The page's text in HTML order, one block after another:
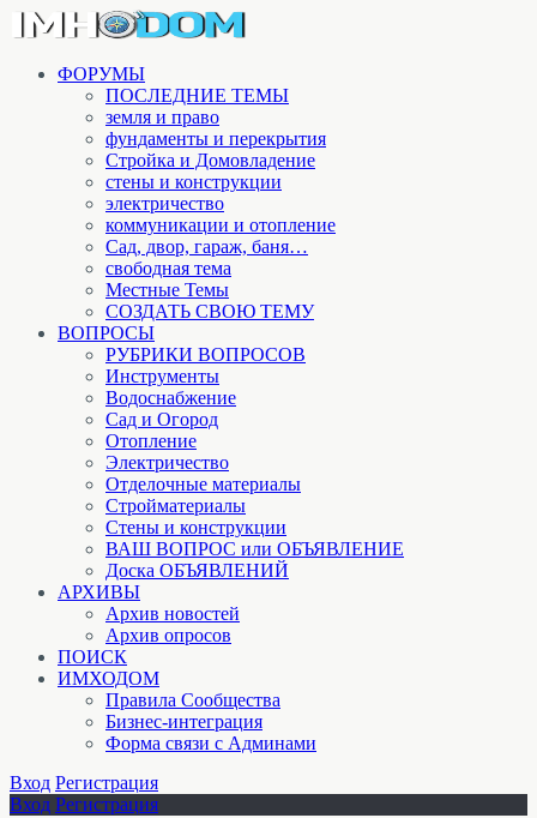
ФОРУМЫ
ПОСЛЕДНИЕ ТЕМЫ
земля и право
фундаменты и перекрытия
Стройка и Домовладение
стены и конструкции
электричество
коммуникации и отопление
Cад, двор, гараж, баня…
свободная тема
Местные Темы
СОЗДАТЬ СВОЮ ТЕМУ
ВОПРОСЫ
РУБРИКИ ВОПРОСОВ
Инструменты
Водоснабжение
Сад и Огород
Отопление
Электричество
Отделочные материалы
Стройматериалы
Стены и конструкции
ВАШ ВОПРОС или ОБЪЯВЛЕНИЕ
Доска ОБЪЯВЛЕНИЙ
АРХИВЫ
Архив новостей
Архив опросов
ПОИСК
ИМХОДОМ
Правила Сообщества
Бизнес-интеграция
Форма связи с Админами
Вход Регистрация
Вход Регистрация